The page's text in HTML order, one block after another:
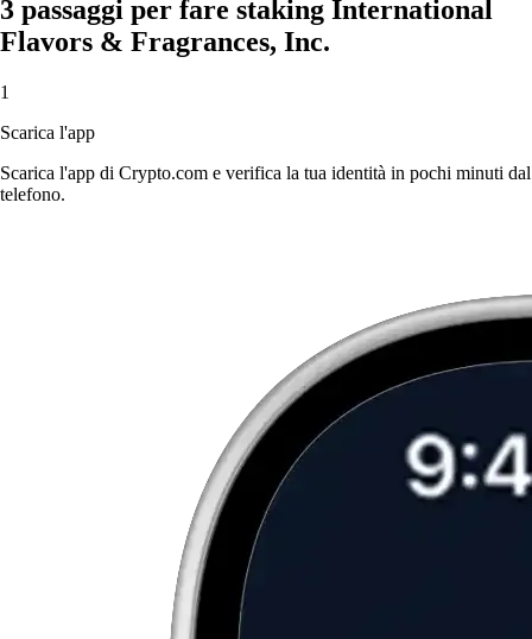
3 passaggi per fare staking International
Flavors & Fragrances, Inc.
1
Scarica l'app
Scarica l'app di Crypto.com e verifica la tua identità in pochi minuti dal
telefono.